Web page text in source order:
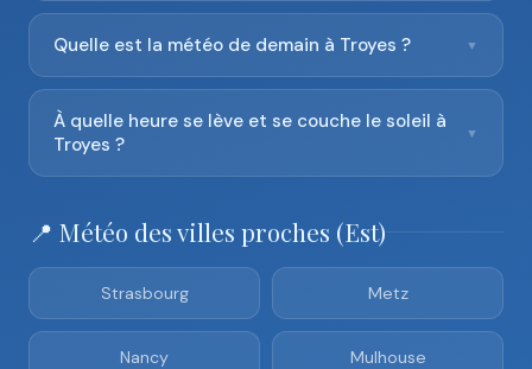
Quelle est la météo de demain à Troyes ? ▼
À quelle heure se lève et se couche le soleil à
Troyes ?
▼
📍 Météo des villes proches (Est)
Strasbourg Metz
Nancy Mulhouse